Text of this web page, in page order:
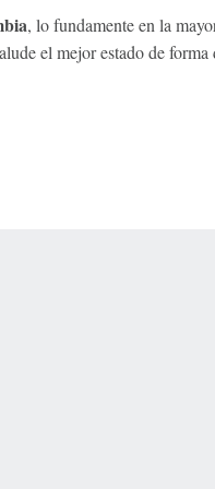
, lo fundamente en la
alude el mejor estado de forma